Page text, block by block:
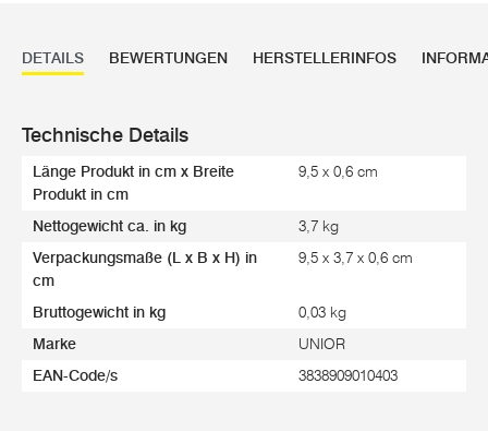
DETAILS BEWERTUNGEN HERSTELLERINFOS
Technische Details
Länge Produkt in cm x Breite
Produkt in cm
9,5 x 0,6 cm
Nettogewicht ca. in kg 3,7 kg
Verpackungsmaße (L x B x H) in
cm
9,5 x 3,7 x 0,6 cm
Bruttogewicht in kg 0,03 kg
Marke UNIOR
EAN-Code/s 3838909010403